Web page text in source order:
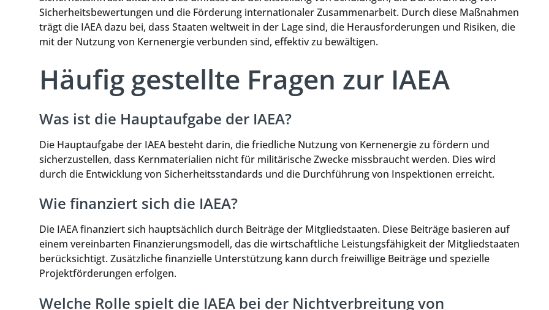
Sicherheitsbewertungen und die Förderung internationaler Zusammenarbeit. Durch diese Maßnahmen
trägt die IAEA dazu bei, dass Staaten weltweit in der Lage sind, die Herausforderungen und Risiken, die
mit der Nutzung von Kernenergie verbunden sind, effektiv zu bewältigen.
Häufig gestellte Fragen zur IAEA
Was ist die Hauptaufgabe der IAEA?
Die Hauptaufgabe der IAEA besteht darin, die friedliche Nutzung von Kernenergie zu fördern und
sicherzustellen, dass Kernmaterialien nicht für militärische Zwecke missbraucht werden. Dies wird
durch die Entwicklung von Sicherheitsstandards und die Durchführung von Inspektionen erreicht.
Wie finanziert sich die IAEA?
Die IAEA finanziert sich hauptsächlich durch Beiträge der Mitgliedstaaten. Diese Beiträge basieren auf
einem vereinbarten Finanzierungsmodell, das die wirtschaftliche Leistungsfähigkeit der Mitgliedstaaten
berücksichtigt. Zusätzliche finanzielle Unterstützung kann durch freiwillige Beiträge und spezielle
Projektförderungen erfolgen.
Welche Rolle spielt die IAEA bei der Nichtverbreitung von